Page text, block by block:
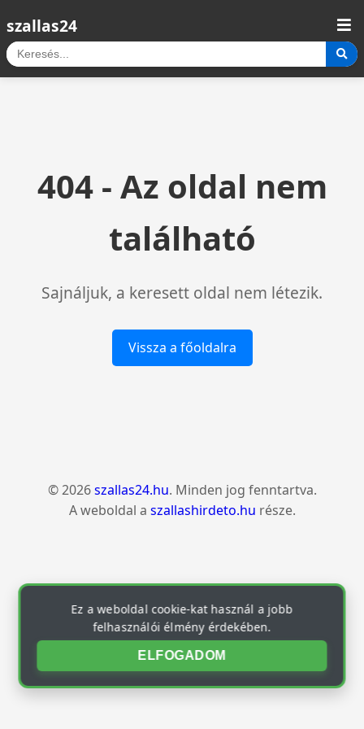
szallas24
404 - Az oldal nem
található
Sajnáljuk, a keresett oldal nem létezik.
Vissza a főoldalra
© 2026szallas24.hu. Minden jog fenntartva.
A weboldal a szallashirdeto.hu része.
Ez a weboldal cookie-kat használ a jobb
felhasználói élmény érdekében.
ELFOGADOM